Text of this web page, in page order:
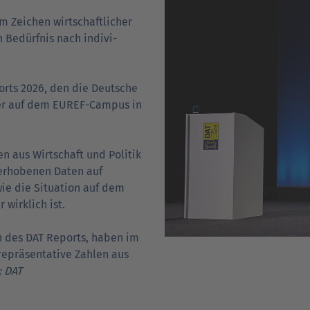
Zeichen wirtschaftlicher
Bedürfnis nach indi­vi­
2026, den die Deutsche
auf dem EUREF-Campus in
aus Wirtschaft und Politik
Daten auf
die Situation auf dem
wirklich ist.
DAT Reports, haben im
Zahlen aus